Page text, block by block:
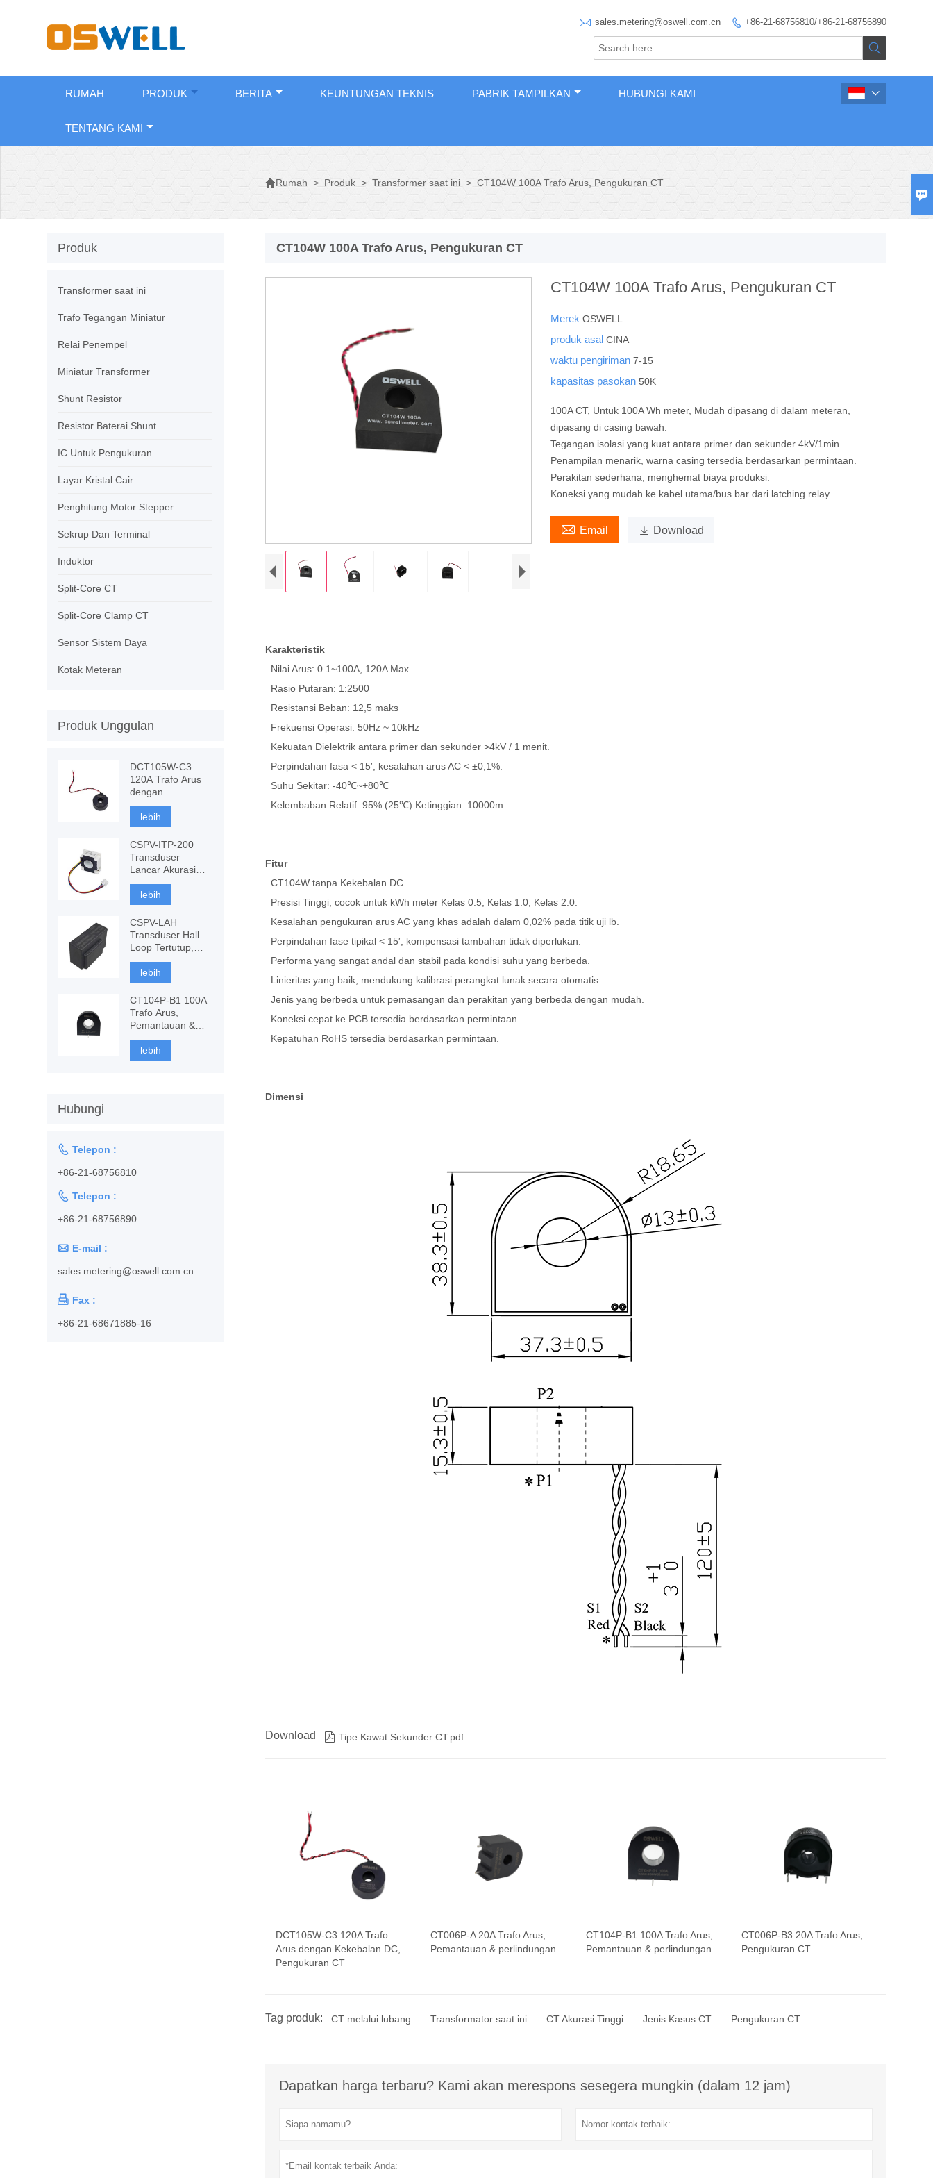

 sales.metering@oswell.com.cn  +86-21-68756810/+86-21-68756890

RUMAH PRODUK BERITA KEUNTUNGAN TEKNIS PABRIK TAMPILKAN HUBUNGI KAMI
TENTANG KAMI

Rumah > Produk > Transformer saat ini > CT104W 100A Trafo Arus, Pengukuran CT
CT104W 100A Trafo Arus, Pengukuran CT
CT104W 100A Trafo Arus, Pengukuran CT
MerekOSWELL
produk asalCINA
waktu pengiriman7-15
kapasitas pasokan50K
100A CT, Untuk 100A Wh meter, Mudah dipasang di dalam meteran,
dipasang di casing bawah.
Tegangan isolasi yang kuat antara primer dan sekunder 4kV/1min
Penampilan menarik, warna casing tersedia berdasarkan permintaan.
Perakitan sederhana, menghemat biaya produksi.
Koneksi yang mudah ke kabel utama/bus bar dari latching relay.
 Email  Download
Karakteristik
Nilai Arus: 0.1~100A, 120A Max
Rasio Putaran: 1:2500
Resistansi Beban: 12,5 maks
Frekuensi Operasi: 50Hz ~ 10kHz
Kekuatan Dielektrik antara primer dan sekunder >4kV / 1 menit.
Perpindahan fasa < 15′, kesalahan arus AC < ±0,1%.
Suhu Sekitar: -40℃~+80℃
Kelembaban Relatif: 95% (25℃) Ketinggian: 10000m.
Fitur
CT104W tanpa Kekebalan DC
Presisi Tinggi, cocok untuk kWh meter Kelas 0.5, Kelas 1.0, Kelas 2.0.
Kesalahan pengukuran arus AC yang khas adalah dalam 0,02% pada titik uji lb.
Perpindahan fase tipikal < 15′, kompensasi tambahan tidak diperlukan.
Performa yang sangat andal dan stabil pada kondisi suhu yang berbeda.
Linieritas yang baik, mendukung kalibrasi perangkat lunak secara otomatis.
Jenis yang berbeda untuk pemasangan dan perakitan yang berbeda dengan mudah.
Koneksi cepat ke PCB tersedia berdasarkan permintaan.
Kepatuhan RoHS tersedia berdasarkan permintaan.
Dimensi
Download  Tipe Kawat Sekunder CT.pdf
DCT105W-C3 120A Trafo
Arus dengan Kekebalan DC,
Pengukuran CT
CT006P-A 20A Trafo Arus,
Pemantauan & perlindungan
CT104P-B1 100A Trafo Arus,
Pemantauan & perlindungan
CT006P-B3 20A Trafo Arus,
Pengukuran CT
Tag produk: CT melalui lubang Transformator saat ini CT Akurasi Tinggi Jenis Kasus CT Pengukuran CT
Dapatkan harga terbaru? Kami akan merespons sesegera mungkin (dalam 12 jam)
Produk
Transformer saat ini
Trafo Tegangan Miniatur
Relai Penempel
Miniatur Transformer
Shunt Resistor
Resistor Baterai Shunt
IC Untuk Pengukuran
Layar Kristal Cair
Penghitung Motor Stepper
Sekrup Dan Terminal
Induktor
Split-Core CT
Split-Core Clamp CT
Sensor Sistem Daya
Kotak Meteran
Produk Unggulan
DCT105W-C3
120A Trafo Arus
dengan
Kekebalan DC,
Pengukuran CT
lebih
CSPV-ITP-200
Transduser
Lancar Akurasi
Tinggi, Fluxgate
berbasis
komponen
lebih
CSPV-LAH
Transduser Hall
Loop Tertutup,
Pengukuran AC,
DClebih
CT104P-B1 100A
Trafo Arus,
Pemantauan &
perlindungan
lebih
Hubungi
 Telepon :
+86-21-68756810
 Telepon :
+86-21-68756890
 E-mail :
sales.metering@oswell.com.cn
 Fax :
+86-21-68671885-16